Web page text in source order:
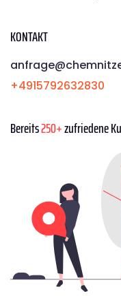
KONTAKT
+4915792632830
Bereits250+zufriedene